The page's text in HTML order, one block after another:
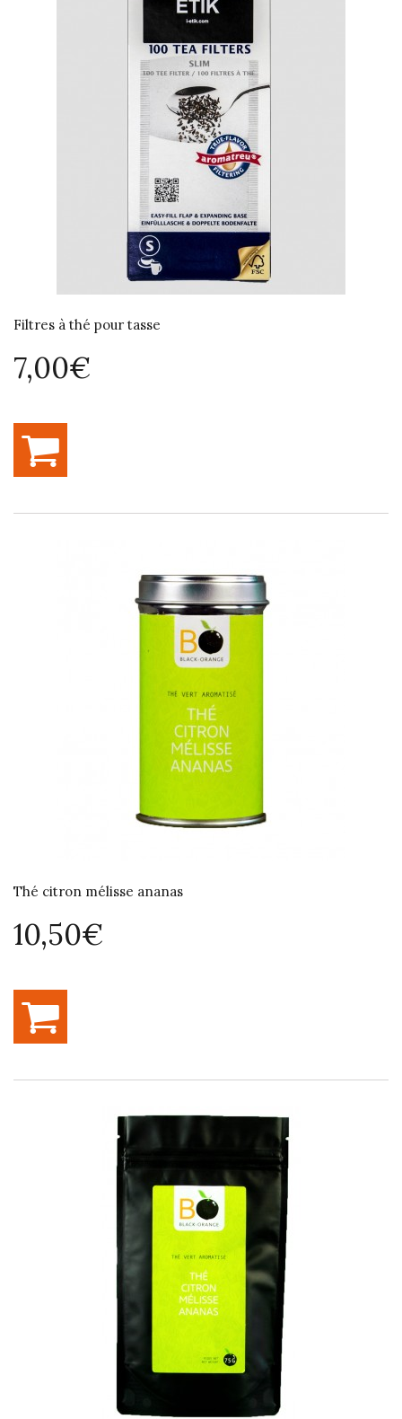
Filtres à thé pour tasse
7,00€
Thé citron mélisse ananas
10,50€